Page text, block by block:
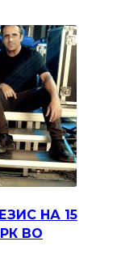
НА 15
ВО